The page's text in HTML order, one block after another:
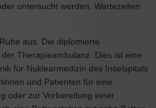
untersucht werden. Wartezeiten
aus. Die diplomierte
Therapieambulanz. Dies ist eine
für Nuklearmedizin des Inselspitals
und Patienten für eine
oder zur Vorbereitung einer